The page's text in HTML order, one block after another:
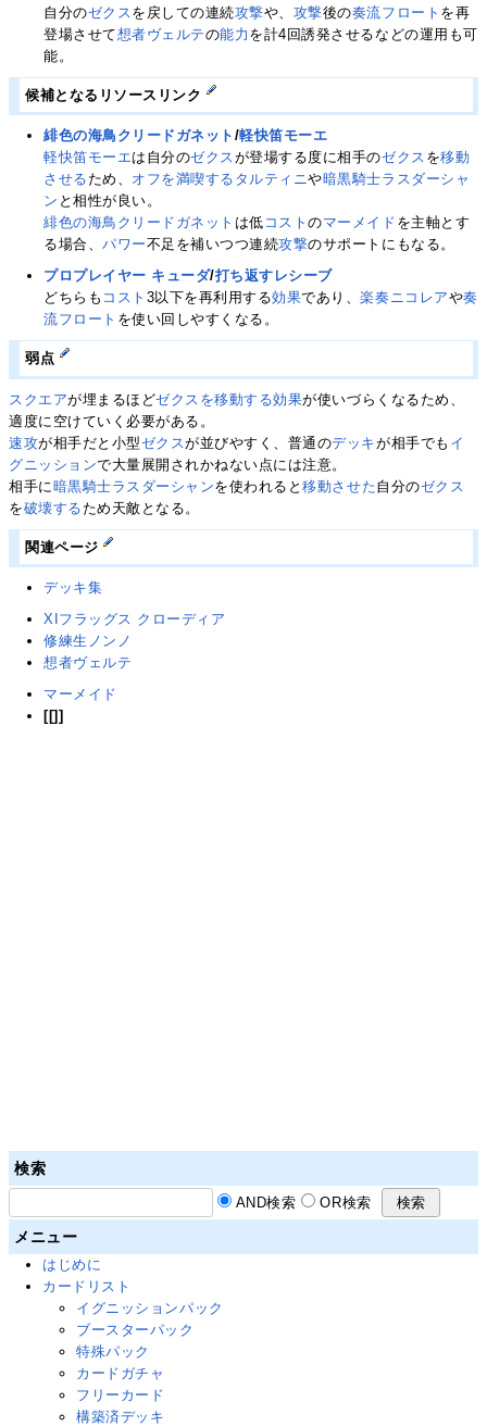
自分のゼクス を戻しての連続攻撃や、 攻撃後の奏流フロート を再
登場させて想者ヴェルテの能力 を計4回誘発させるなどの運用も可
能。
候補となるリソースリンク
緋色の海鳥クリードガネット /軽快笛モーエ
軽快笛モーエは自分のゼクスが登場する度に相手のゼクス を移動
させる ため、 オフを満喫するタルティニや暗黒騎士ラスダーシャ
ン と相性が良い。
緋色の海鳥クリードガネット は低 コストのマーメイド を主軸とす
る場合、パワー不足を補いつつ連続攻撃のサポートにもなる。
プロプレイヤー キューダ/打ち返すレシーブ
どちらも コスト 3以下を再利用する効果であり、楽奏ニコレアや奏
流フロート を使い回しやすくなる。
弱点
スクエアが埋まるほどゼクスを移動する効果が使いづらくなるため、
適度に空けていく必要がある。
速攻が相手だと小型ゼクスが並びやすく、普通のデッキが相手でも イ
グニッションで大量展開されかねない点には注意。
相手に暗黒騎士ラスダーシャンを使われると移動させた自分のゼクス
を破壊する ため天敵となる。
関連ページ
デッキ集
XIフラッグス クローディア
修練生ノンノ
想者ヴェルテ
マーメイド
[[]]
検索
AND検索 OR検索
メニュー
はじめに
カードリスト
イグニッションパック
ブースターパック
特殊パック
カードガチャ
フリーカード
構築済デッキ